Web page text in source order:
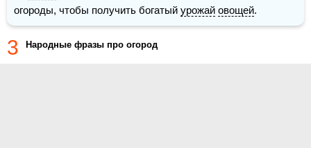
огороды, чтобы получить богатый урожай овощей.
3 Народные фразы про огород